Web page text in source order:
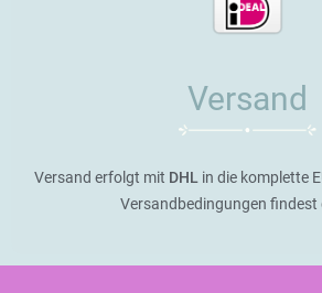
Versand
Versand erfolgt mit DHL in die komplette
Versandbedingungen findest